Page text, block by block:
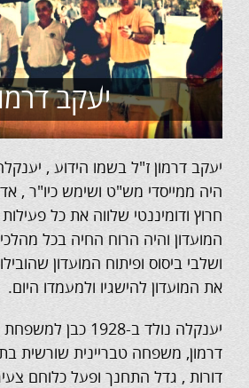
יעקב
יעקב דרמון ז"ל בשמו הידוע ,
היה ממייסדי מש"ט ושימש כיו"ר ,
חרוץ ודומיננטי שלווה את כל פעילות
המועדון והיה הרוח החיה בכל מהלכי
ושלבי ביסוס ופיתוח המועדון שהובילו
את המועדון להישגיו ולמעמדו היום.
יענקלה נולד ב-1928 כבן למשפחת
דורות , גדל התחנך ופעל כלוחם